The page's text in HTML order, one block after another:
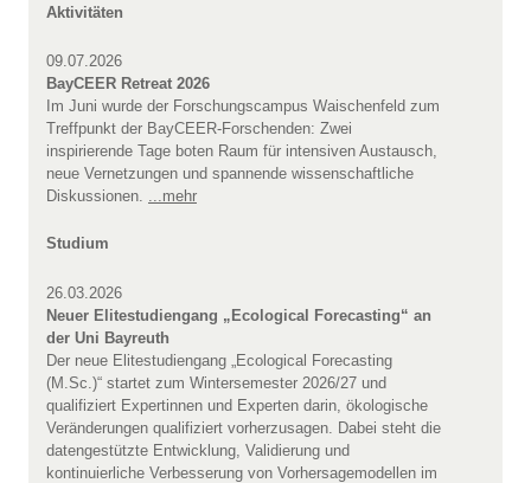
Aktivitäten
09.07.2026
BayCEER Retreat 2026
Im Juni wurde der Forschungscampus Waischenfeld zum
Treffpunkt der BayCEER-Forschenden: Zwei
inspirierende Tage boten Raum für intensiven Austausch,
neue Vernetzungen und spannende wissenschaftliche
Diskussionen.
...mehr
Studium
26.03.2026
Neuer Elitestudiengang „Ecological Forecasting“ an
der Uni Bayreuth
Der neue Elitestudiengang „Ecological Forecasting
(M.Sc.)“ startet zum Wintersemester 2026/27 und
qualifiziert Expertinnen und Experten darin, ökologische
Veränderungen qualifiziert vorherzusagen. Dabei steht die
datengestützte Entwicklung, Validierung und
kontinuierliche Verbesserung von Vorhersagemodellen im